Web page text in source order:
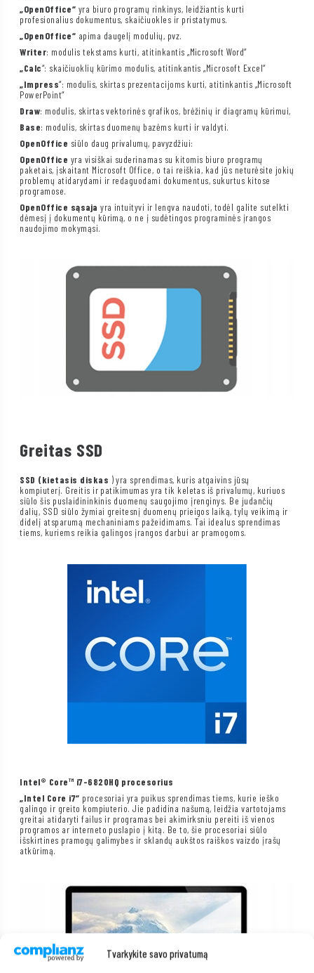
Tvarkykite savo privatumą
„OpenOffice“ yra biuro programų rinkinys, leidžiantis kurti
profesionalius dokumentus, skaičiuokles ir pristatymus.
„OpenOffice“ apima daugelį modulių, pvz.
Writer: modulis tekstams kurti, atitinkantis „Microsoft Word“
„Calc“: skaičiuoklių kūrimo modulis, atitinkantis „Microsoft Excel“
„Impress“: modulis, skirtas prezentacijoms kurti, atitinkantis „Microsoft
PowerPoint“
Draw: modulis, skirtas vektorinės grafikos, brėžinių ir diagramų kūrimui,
Base: modulis, skirtas duomenų bazėms kurti ir valdyti.
OpenOffice siūlo daug privalumų, pavyzdžiui:
OpenOffice yra visiškai suderinamas su kitomis biuro programų
paketais, įskaitant Microsoft Office, o tai reiškia, kad jūs neturėsite jokių
problemų atidarydami ir redaguodami dokumentus, sukurtus kitose
programose.
OpenOffice sąsaja yra intuityvi ir lengva naudoti, todėl galite sutelkti
dėmesį į dokumentų kūrimą, o ne į sudėtingos programinės įrangos
naudojimo mokymąsi.
Greitas SSD
SSD (kietasis diskas ) yra sprendimas, kuris atgaivins jūsų
kompiuterį. Greitis ir patikimumas yra tik keletas iš privalumų, kuriuos
siūlo šis puslaidininkinis duomenų saugojimo įrenginys. Be judančių
dalių, SSD siūlo žymiai greitesnį duomenų prieigos laiką, tylų veikimą ir
didelį atsparumą mechaniniams pažeidimams. Tai idealus sprendimas
tiems, kuriems reikia galingos įrangos darbui ar pramogoms.
Intel® Core™ i7-6820HQ procesorius
„Intel Core i7“ procesoriai yra puikus sprendimas tiems, kurie ieško
galingo ir greito kompiuterio. Jie padidina našumą, leidžia vartotojams
greitai atidaryti failus ir programas bei akimirksniu pereiti iš vienos
programos ar interneto puslapio į kitą. Be to, šie procesoriai siūlo
išskirtines pramogų galimybes ir sklandų aukštos raiškos vaizdo įrašų
atkūrimą.